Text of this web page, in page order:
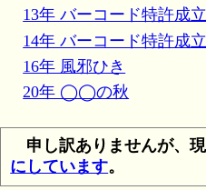
13年 バーコード特許成
14年 バーコード特許成
16年 風邪ひき
20年 ◯◯の秋
申し訳ありませんが、
にしています。